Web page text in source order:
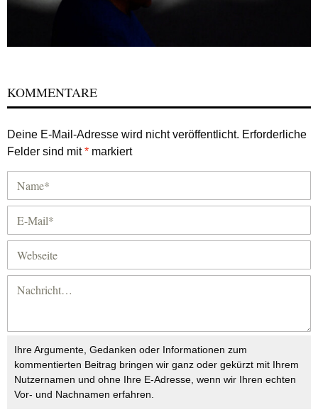
KOMMENTARE
Deine E-Mail-Adresse wird nicht veröffentlicht. Erforderliche
Felder sind mit* markiert
Ihre Argumente, Gedanken oder Informationen zum
kommentierten Beitrag bringen wir ganz oder gekürzt mit Ihrem
Nutzernamen und ohne Ihre E-Adresse, wenn wir Ihren echten
Vor- und Nachnamen erfahren.